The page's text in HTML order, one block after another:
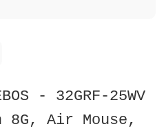
- 32GRF-25WV
8G, Air Mouse,